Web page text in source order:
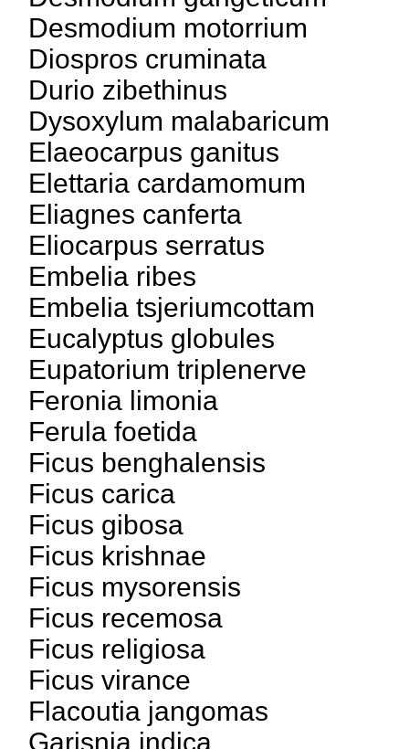
Desmodium motorrium
Diospros cruminata
Durio zibethinus
Dysoxylum malabaricum
Elaeocarpus ganitus
Elettaria cardamomum
Eliagnes canferta
Eliocarpus serratus
Embelia ribes
Embelia tsjeriumcottam
Eucalyptus globules
Eupatorium triplenerve
Feronia limonia
Ferula foetida
Ficus benghalensis
Ficus carica
Ficus gibosa
Ficus krishnae
Ficus mysorensis
Ficus recemosa
Ficus religiosa
Ficus virance
Flacoutia jangomas
Garisnia indica